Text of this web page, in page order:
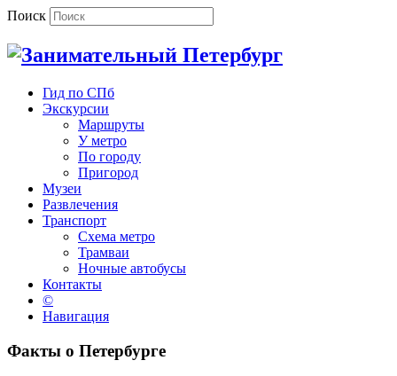
Поиск
Гид по СПб
Экскурсии
Маршруты
У метро
По городу
Пригород
Музеи
Развлечения
Транспорт
Схема метро
Трамваи
Ночные автобусы
Контакты
©
Навигация
Факты о Петербурге